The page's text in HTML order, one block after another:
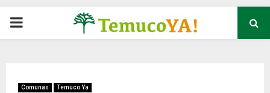
P
Comunas Temuco Ya